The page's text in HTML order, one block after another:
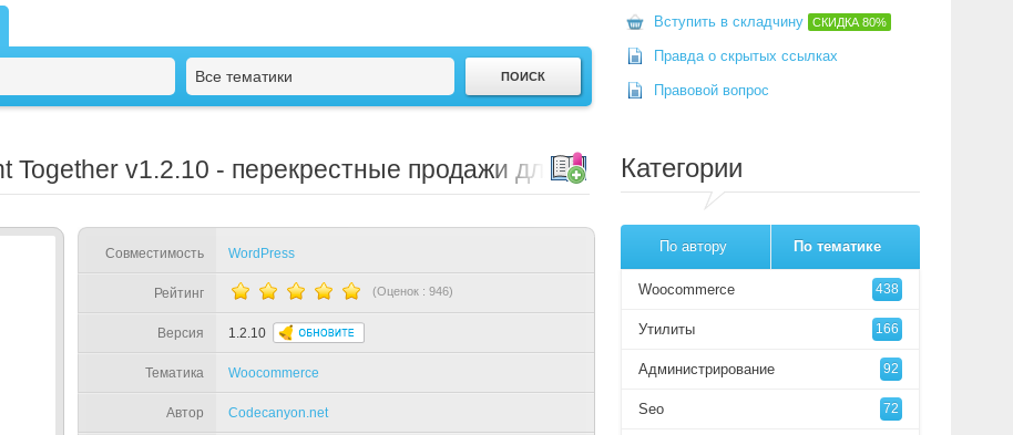
Все тематики
Together v1.2.10 - перекрестные продажи для WooCommerce
Совместимость WordPress
Рейтинг (Оценок : 946)
Версия 1.2.10
Тематика Woocommerce
Автор Codecanyon.net
Вступить в складчину СКИДКА 80%
Правда о скрытых ссылках
Правовой вопрос
Категории
По автору По тематике
Woocommerce 438
Утилиты 166
Администрирование 92
Seo 72